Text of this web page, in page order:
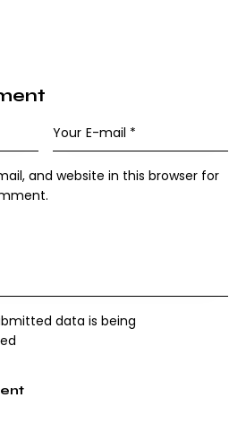
and website in this browser for
data is being